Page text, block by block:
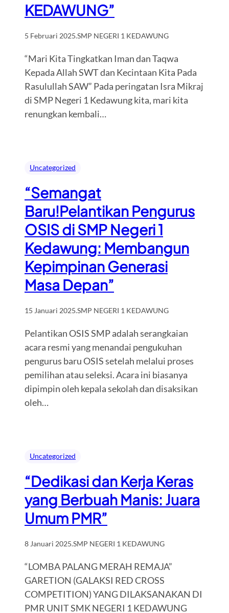
KEDAWUNG”
5 Februari 2025.SMP NEGERI 1 KEDAWUNG
“Mari Kita Tingkatkan Iman dan Taqwa
Kepada Allah SWT dan Kecintaan Kita Pada
Rasulullah SAW” Pada peringatan Isra Mikraj
di SMP Negeri 1 Kedawung kita, mari kita
renungkan kembali…
Uncategorized
“Semangat
Baru!Pelantikan Pengurus
OSIS di SMP Negeri 1
Kedawung: Membangun
Kepimpinan Generasi
Masa Depan”
15 Januari 2025.SMP NEGERI 1 KEDAWUNG
Pelantikan OSIS SMP adalah serangkaian
acara resmi yang menandai pengukuhan
pengurus baru OSIS setelah melalui proses
pemilihan atau seleksi. Acara ini biasanya
dipimpin oleh kepala sekolah dan disaksikan
oleh…
Uncategorized
“Dedikasi dan Kerja Keras
yang Berbuah Manis: Juara
Umum PMR”
8 Januari 2025.SMP NEGERI 1 KEDAWUNG
“LOMBA PALANG MERAH REMAJA”
GARETION (GALAKSI RED CROSS
COMPETITION) YANG DILAKSANAKAN DI
PMR UNIT SMK NEGERI 1 KEDAWUNG